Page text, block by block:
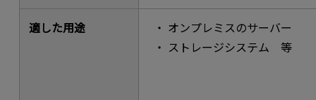
適した用途
オンプレミスのサーバー
ストレージシステム 等